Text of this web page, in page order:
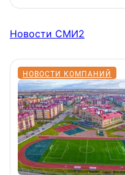
Новости СМИ2
НОВОСТИ КОМПАНИЙ